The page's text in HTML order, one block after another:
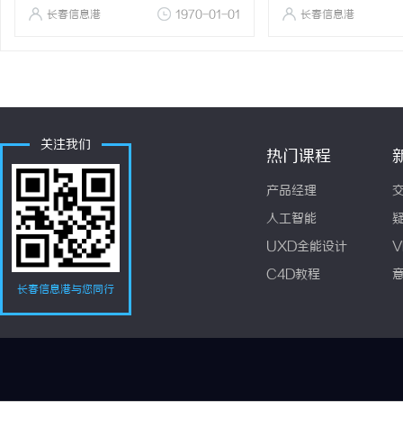
长春信息港 1970-01-01 长春信息港
关注我们
长春信息港与您同行
热门课程
产品经理
人工智能
UXD全能设计
C4D教程